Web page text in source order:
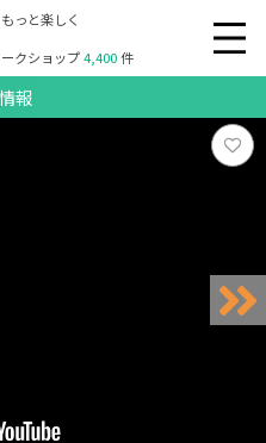
っと楽しく
クショップ4,400件
報